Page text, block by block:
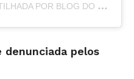
U
MA PUBLICAÇÃO COMPARTILHADA POR BLOG DO BADIINHO (@BLOGDOBADIINHO)
pelos